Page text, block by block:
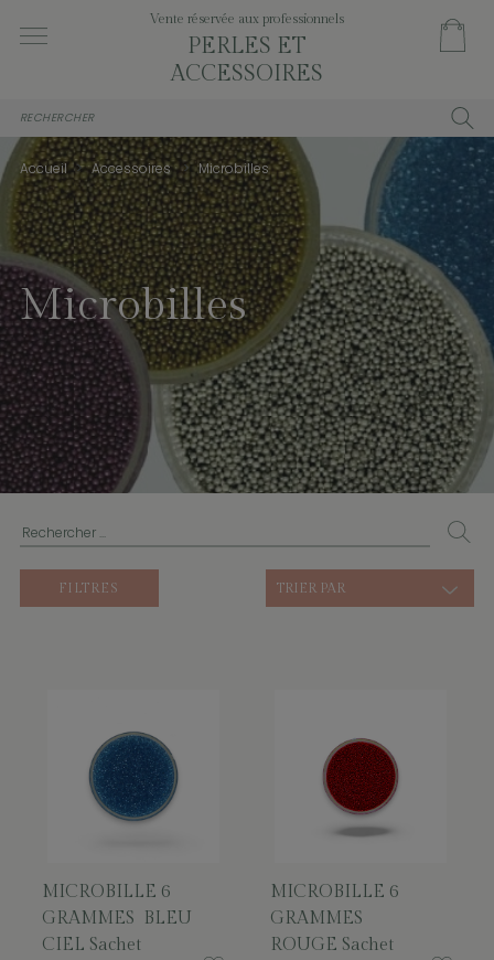
Vente réservée aux professionnels
PERLES ET
ACCESSOIRES
Accueil Accessoires Microbilles
Microbilles
FILTRES TRIER PAR
MICROBILLE 6
GRAMMES BLEU
CIEL Sachet
MICROBILLE 6
GRAMMES
ROUGE Sachet